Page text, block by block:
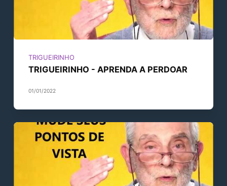
TRIGUEIRINHO
TRIGUEIRINHO - APRENDA A PERDOAR
01/01/2022